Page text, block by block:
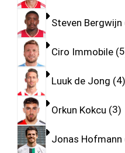
Steven Bergwijn
Ciro Immobile 5
Luuk de Jong 4
Orkun Kokcu 3
Jonas Hofmann